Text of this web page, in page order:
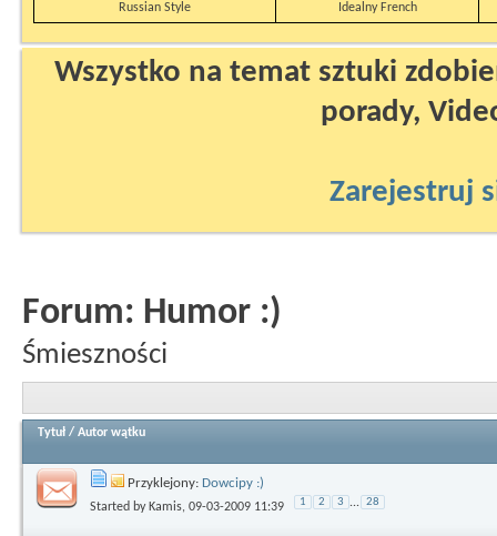
Russian Style
Idealny French
Wszystko na temat sztuki
porady,
Zarejestruj
Forum: Humor :)
Śmieszności
Tytuł / Autor wątku
Przyklejony: Dowcipy :)
Started by Kamis, 09-03-2009 11:39 1 2 3 ... 28